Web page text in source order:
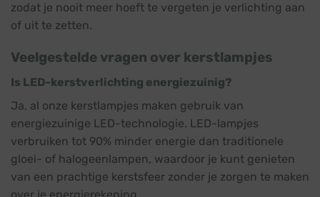
zodat je nooit meer hoeft te vergeten je verlichting aan
of uit te zetten.
Veelgestelde vragen over kerstlampjes
Is LED-kerstverlichting energiezuinig?
Ja, al onze kerstlampjes maken gebruik van
energiezuinige LED-technologie. LED-lampjes
verbruiken tot 90% minder energie dan traditionele
gloei- of halogeenlampen, waardoor je kunt genieten
van een prachtige kerstsfeer zonder je zorgen te maken